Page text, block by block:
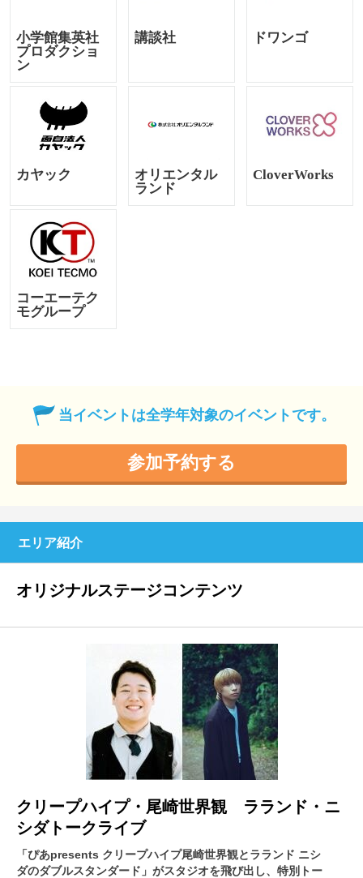
小学館集英社
プロダクショ
ン
講談社 ドワンゴ
カヤック
オリエンタル
ランド
CloverWorks
コーエーテク
モグループ
当イベントは全学年対象のイベントです。
参加予約する
エリア紹介
オリジナルステージコンテンツ
クリープハイプ・尾崎世界観 ラランド・ニ
シダトークライブ
「ぴあpresents クリープハイプ尾崎世界観とラランド ニシ
ダのダブルスタンダード」がスタジオを飛び出し、特別トー